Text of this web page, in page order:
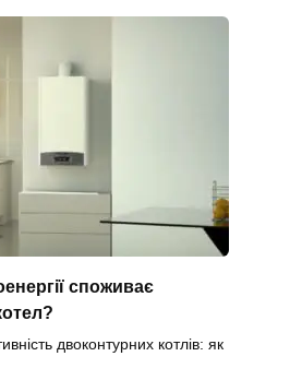
споживає
двоконтурних котлів: як